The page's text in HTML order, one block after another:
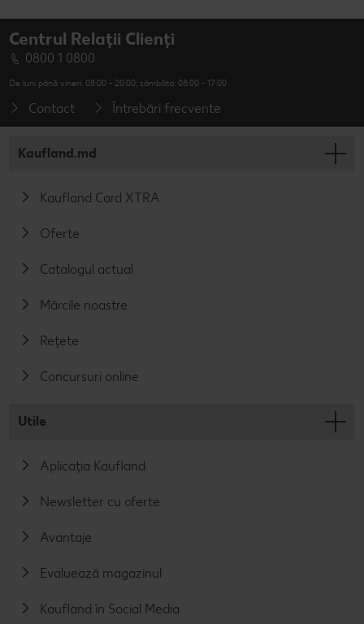
Centrul Relații Clienți
0800 1 0800
De luni până vineri: 08:00 - 20:00; sâmbăta: 08:00 - 17:00
Contact Întrebări frecvente
Kaufland.md
Kaufland Card XTRA
Oferte
Catalogul actual
Mărcile noastre
Rețete
Concursuri online
Utile
Aplicația Kaufland
Newsletter cu oferte
Avantaje
Evaluează magazinul
Kaufland în Social Media